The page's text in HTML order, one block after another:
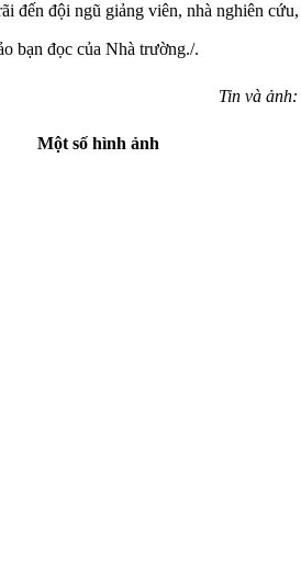
đến đội ngũ giảng viên, nhà nghiên
bạn đọc của Nhà trường./.
Tin và
Một số hình ảnh